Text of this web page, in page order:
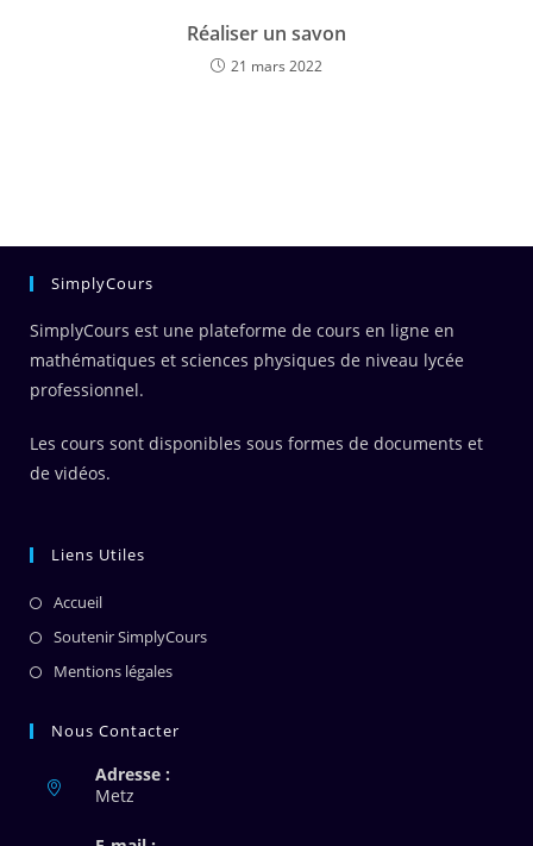
Réaliser un savon
21 mars 2022
SimplyCours
SimplyCours est une plateforme de cours en ligne en
mathématiques et sciences physiques de niveau lycée
professionnel.
Les cours sont disponibles sous formes de documents et
de vidéos.
Liens Utiles
Accueil
Soutenir SimplyCours
Mentions légales
Nous Contacter
Adresse :
Metz